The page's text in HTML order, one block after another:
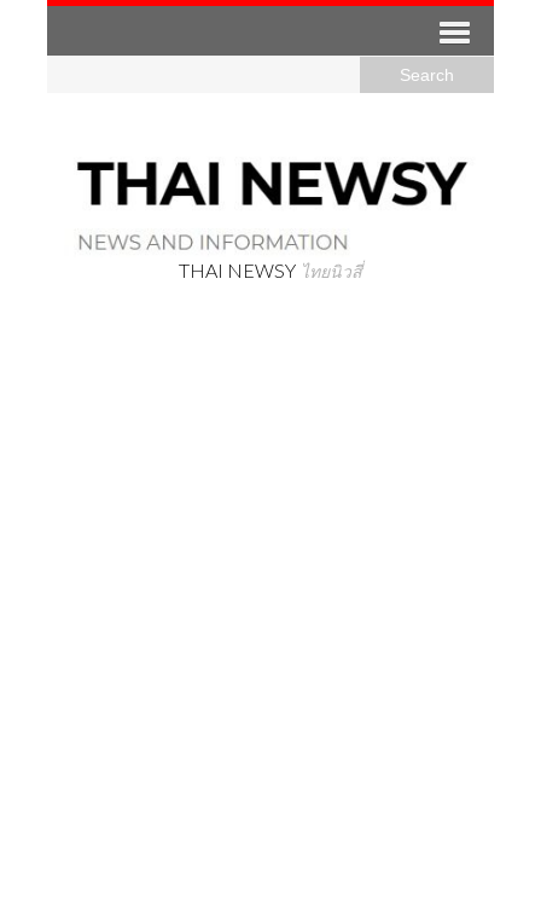
THAI NEWSY ไทยนิวสี่